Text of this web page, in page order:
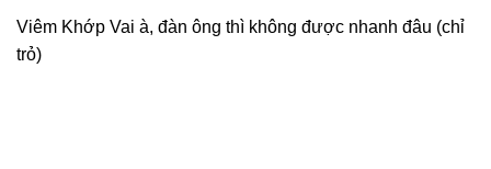
Viêm Khớp Vai à, đàn ông thì không được nhanh đâu (chỉ
trỏ)